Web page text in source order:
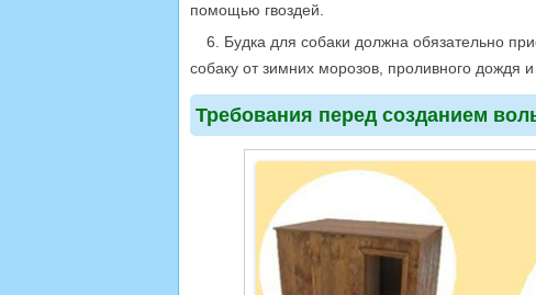
помощью гвоздей.
6. Будка для собаки должна обязательно
собаку от зимних морозов, проливного дождя
Требования перед созданием